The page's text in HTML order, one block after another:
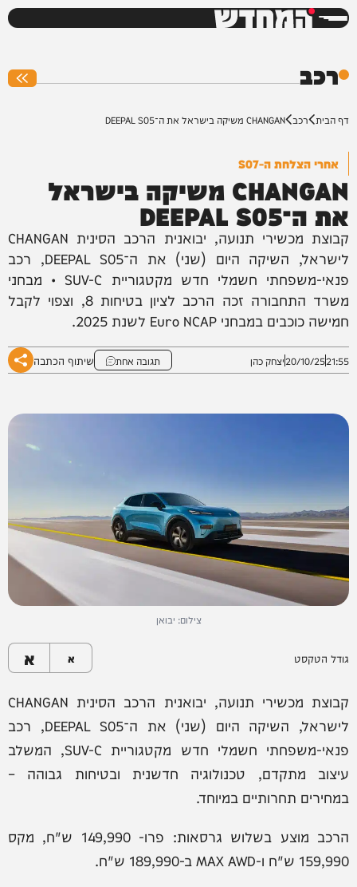
המחדש
רכב
דף הבית רכב CHANGAN משיקה בישראל את ה־DEEPAL S05
אחרי הצלחת ה-S07
CHANGAN משיקה בישראל
את ה־DEEPAL S05
קבוצת מכשירי תנועה, יבואנית הרכב הסינית CHANGAN
לישראל, השיקה היום (שני) את ה־DEEPAL S05, רכב
פנאי-משפחתי חשמלי חדש מקטגוריית SUV-C • מבחני
משרד התחבורה זכה הרכב לציון בטיחות 8, וצפוי לקבל
חמישה כוכבים במבחני Euro NCAP לשנת 2025.
21:55
20/10/25יצחק כהן תגובה אחת שיתוף הכתבה
צילום: יבואן
גודל הטקסט א א
קבוצת מכשירי תנועה, יבואנית הרכב הסינית CHANGAN
לישראל, השיקה היום (שני) את ה־DEEPAL S05, רכב
פנאי-משפחתי חשמלי חדש מקטגוריית SUV-C, המשלב
עיצוב מתקדם, טכנולוגיה חדשנית ובטיחות גבוהה –
במחירים תחרותיים במיוחד.
הרכב מוצע בשלוש גרסאות: פרו- 149,990 ש"ח, מקס
159,990 ש"ח ו-MAX AWD ב-189,990 ש"ח.